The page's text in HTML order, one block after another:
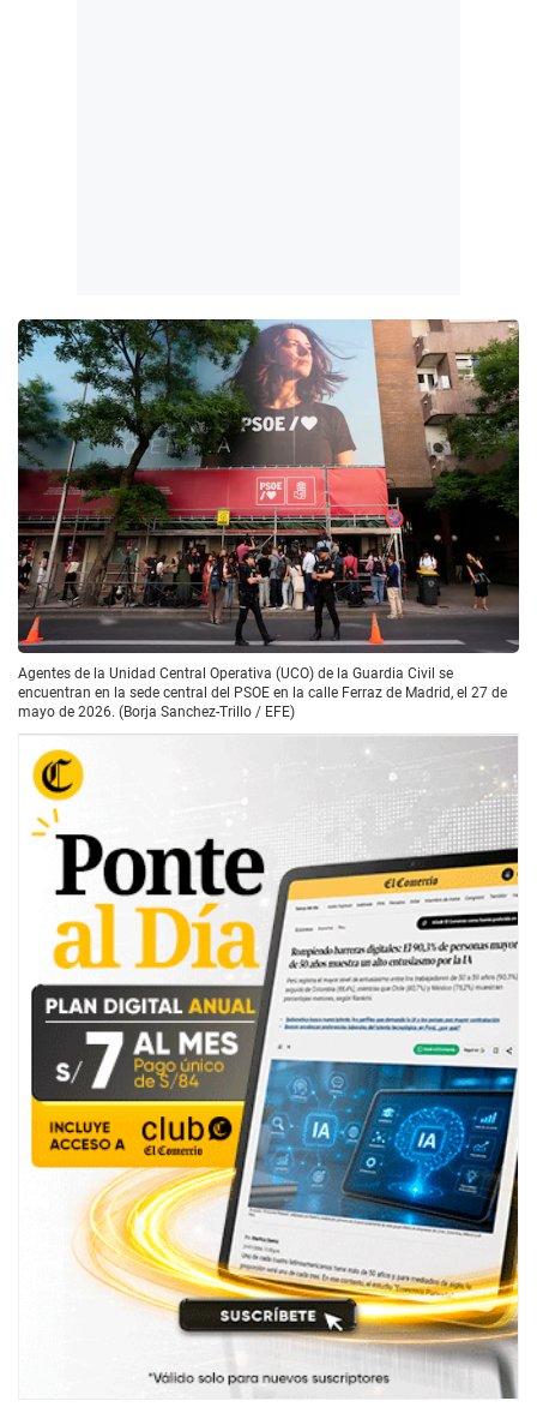
Agentes de la Unidad Central Operativa (UCO) de la Guardia Civil se
encuentran en la sede central del PSOE en la calle Ferraz de Madrid, el 27 de
mayo de 2026. (Borja Sanchez-Trillo / EFE)